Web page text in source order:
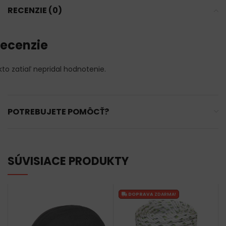
RECENZIE (0)
zatiaľ nepridal hodnotenie.
POTREBUJETE POMÔCŤ?
SÚVISIACE PRODUKTY
DOPRAVA ZDARMA!